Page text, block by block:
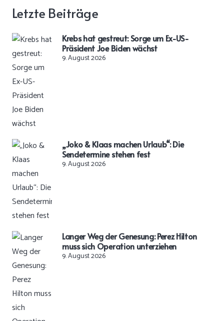
Letzte Beiträge
Krebs hat gestreut: Sorge um Ex-US-
Präsident Joe Biden wächst
9. August 2026
„Joko & Klaas machen Urlaub“: Die
Sendetermine stehen fest
9. August 2026
Langer Weg der Genesung: Perez Hilton
muss sich Operation unterziehen
9. August 2026